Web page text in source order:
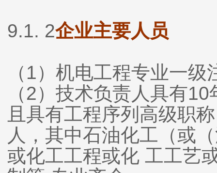
9.1. 2企业主要人员
（ 1）机电工程专业一级
（2）技术负责人具有
且具有工程序列高级职
人，其中石油化工（或
或化工工程或化 工工艺